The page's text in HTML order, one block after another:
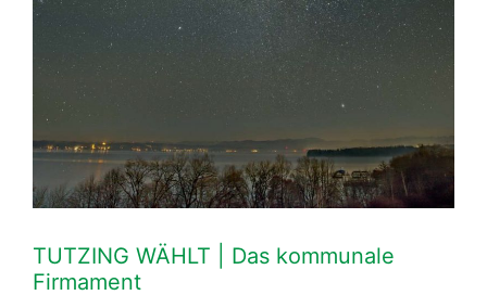
TUTZING WÄHLT | Das kommunale
Firmament